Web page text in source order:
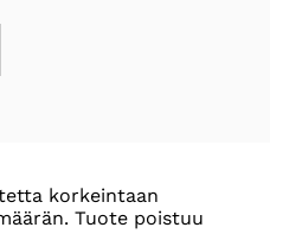
korkeintaan
Tuote poistuu